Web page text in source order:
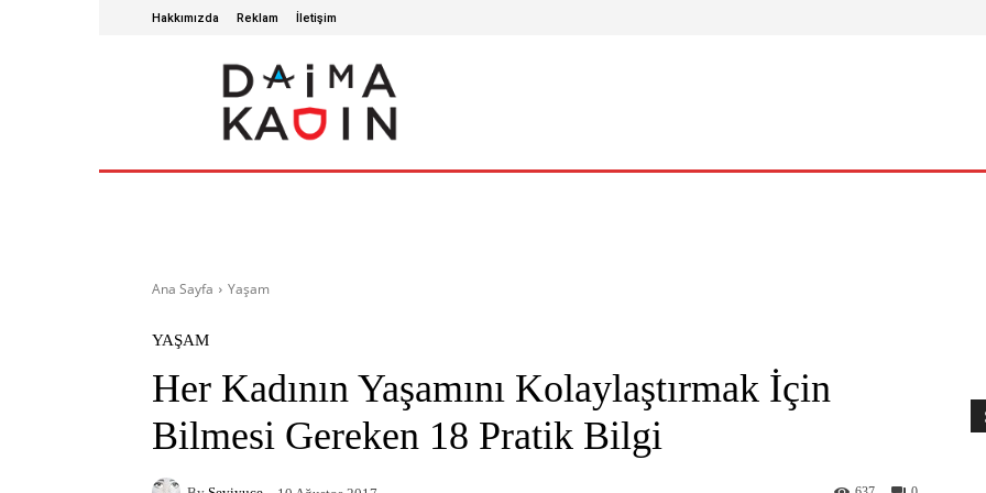
Hakkımızda Reklam İletişim
Ana Sayfa Yaşam
YAŞAM
Her Kadının Yaşamını Kolaylaştırmak İçin
Bilmesi Gereken 18 Pratik Bilgi